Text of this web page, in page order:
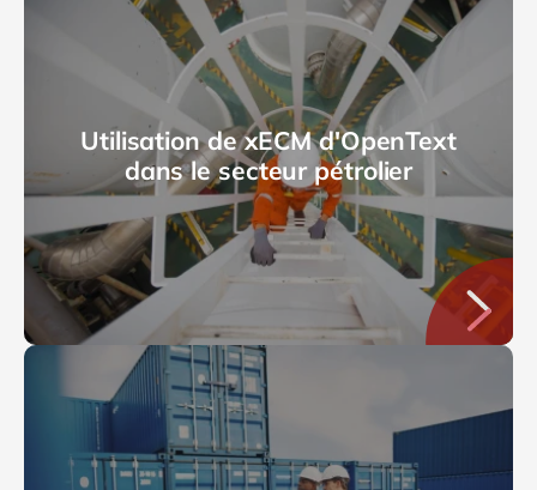
Utilisation de xECM d'OpenText
dans le secteur pétrolier